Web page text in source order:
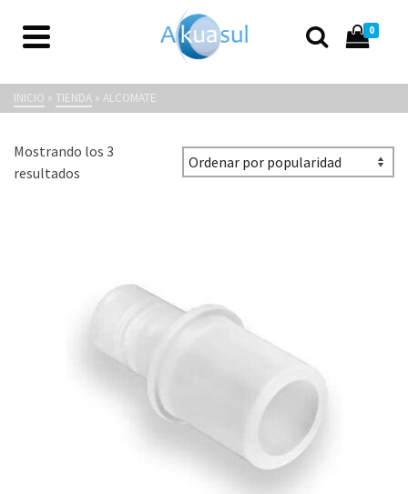
0
INICIO » TIENDA » ALCOMATE
Mostrando los 3
resultados